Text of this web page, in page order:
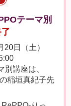
テーマ別
日（土）
講座は、
稲垣真紀子先